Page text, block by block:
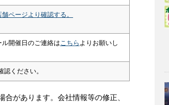
ページより確認する。
開催日のご連絡は こちら よりお願いし
認ください。
があります。会社情報等の修正、